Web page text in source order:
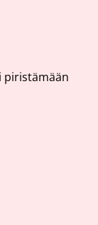
piristämään